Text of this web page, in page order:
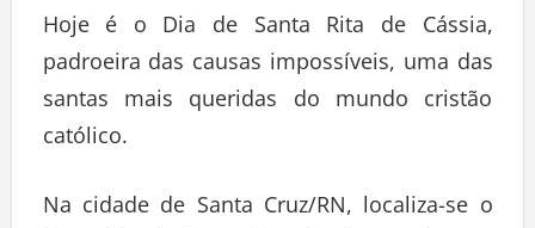
Hoje é o Dia de Santa Rita de Cássia,
padroeira das causas impossíveis, uma das
santas mais queridas do mundo cristão
católico.
Na cidade de Santa Cruz/RN, localiza-se o